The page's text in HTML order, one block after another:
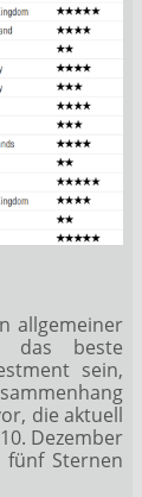
allgemeiner
das beste
sein,
die aktuell
Dezember
Sternen